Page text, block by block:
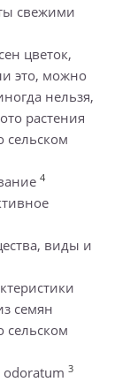
свежими
цветок,
это, можно
нельзя,
растения
сельском
4
виды и
семян
сельском
3